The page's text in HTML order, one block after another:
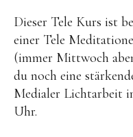
Dieser Tele Kurs ist
einer Tele
(immer Mittwoch
du noch eine
Medialer Lichtarbeit
Uhr.